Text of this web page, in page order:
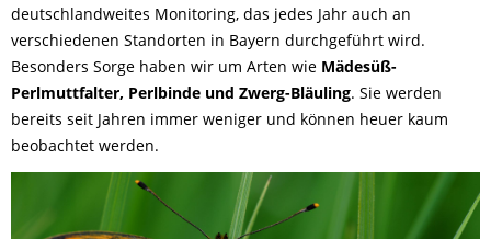
deutschlandweites Monitoring, das jedes Jahr auch an
verschiedenen Standorten in Bayern durchgeführt wird.
Besonders Sorge haben wir um Arten wie Mädesüß-
Perlmuttfalter, Perlbinde und Zwerg-Bläuling. Sie werden
bereits seit Jahren immer weniger und können heuer kaum
beobachtet werden.